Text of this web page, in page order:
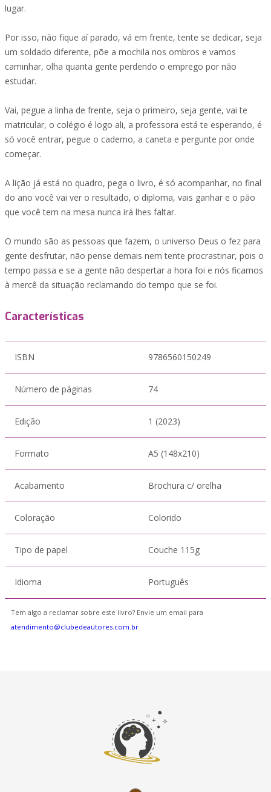
lugar.
Por isso, não fique aí parado, vá em frente, tente se dedicar, seja
um soldado diferente, põe a mochila nos ombros e vamos
caminhar, olha quanta gente perdendo o emprego por não
estudar.
Vai, pegue a linha de frente, seja o primeiro, seja gente, vai te
matricular, o colégio é logo ali, a professora está te esperando, é
só você entrar, pegue o caderno, a caneta e pergunte por onde
começar.
A lição já está no quadro, pega o livro, é só acompanhar, no final
do ano você vai ver o resultado, o diploma, vais ganhar e o pão
que você tem na mesa nunca irá lhes faltar.
O mundo são as pessoas que fazem, o universo Deus o fez para
gente desfrutar, não pense demais nem tente procrastinar, pois o
tempo passa e se a gente não despertar a hora foi e nós ficamos
à mercê da situação reclamando do tempo que se foi.
Características
ISBN 9786560150249
Número de páginas 74
Edição 1 (2023)
Formato A5 (148x210)
Acabamento Brochura c/ orelha
Coloração Colorido
Tipo de papel Couche 115g
Idioma Português
Tem algo a reclamar sobre este livro? Envie um email para
atendimento@clubedeautores.com.br